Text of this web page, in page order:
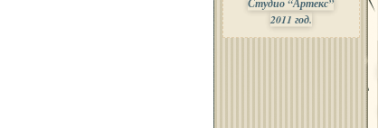
Студио “Артекс”
2011 год.